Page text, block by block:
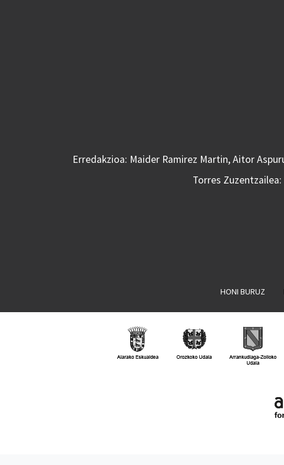
Erredakzioa: Maider Ramirez Martin, Aitor
Torres
HONI BURUZ